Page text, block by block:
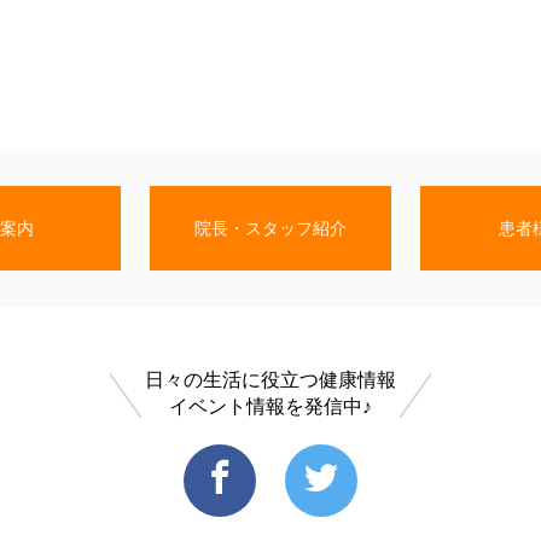
内 院長・スタッフ紹介 患者
日々の生活に役立つ健康情報
イベント情報を発信中♪